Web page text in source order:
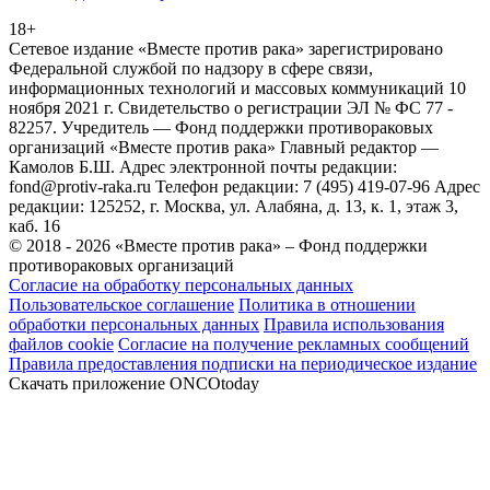
18+
Сетевое издание «Вместе против рака» зарегистрировано
Федеральной службой по надзору в сфере связи,
информационных технологий и массовых коммуникаций 10
ноября 2021 г. Свидетельство о регистрации ЭЛ № ФС 77 -
82257. Учредитель — Фонд поддержки противораковых
организаций «Вместе против рака» Главный редактор —
Камолов Б.Ш. Адрес электронной почты редакции:
fond@protiv-raka.ru Телефон редакции: 7 (495) 419-07-96 Адрес
редакции: 125252, г. Москва, ул. Алабяна, д. 13, к. 1, этаж 3,
каб. 16
© 2018 - 2026 «Вместе против рака» – Фонд поддержки
противораковых организаций
Согласие на обработку персональных данных
Пользовательское соглашение Политика в отношении
обработки персональных данных Правила использования
файлов cookie Согласие на получение рекламных сообщений
Правила предоставления подписки на периодическое издание
Скачать приложение ONCOtoday